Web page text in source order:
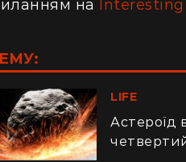
на
LIFE
Астероїд